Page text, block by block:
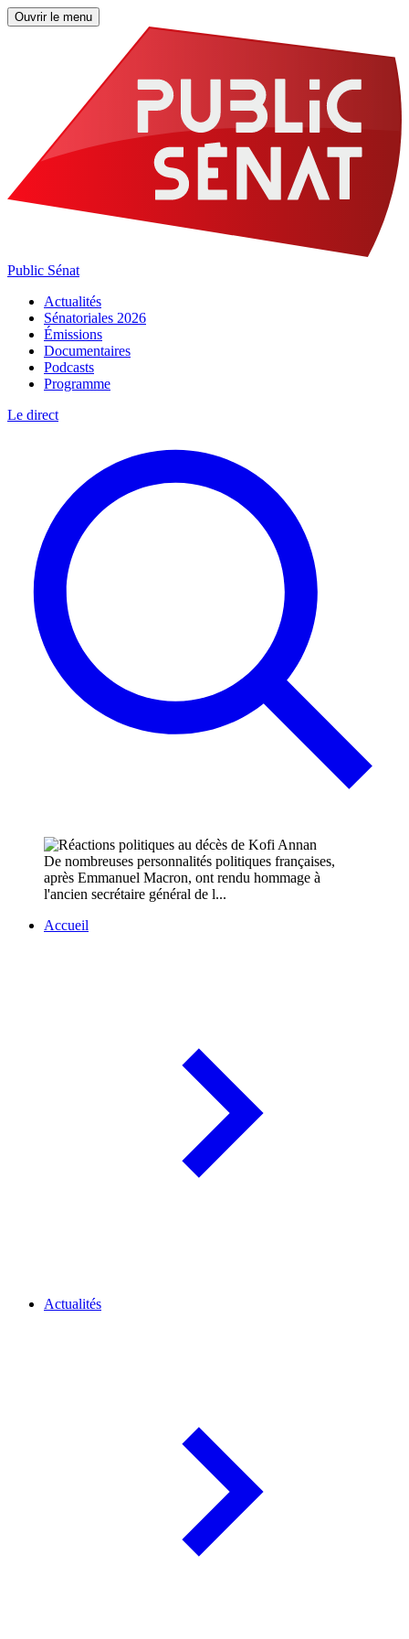
Ouvrir le menu
Public Sénat
Actualités
Sénatoriales 2026
Émissions
Documentaires
Podcasts
Programme
Le direct
De nombreuses personnalités politiques françaises,
après Emmanuel Macron, ont rendu hommage à
l'ancien secrétaire général de l...
Accueil
Actualités